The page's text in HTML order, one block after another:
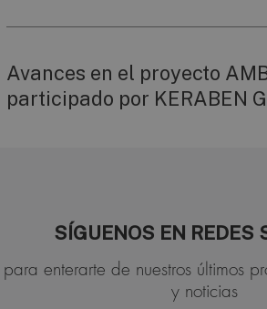
Avances en el proyecto
participado por KERABEN
SÍGUENOS EN REDES
para enterarte de nuestros últimos
y noticias